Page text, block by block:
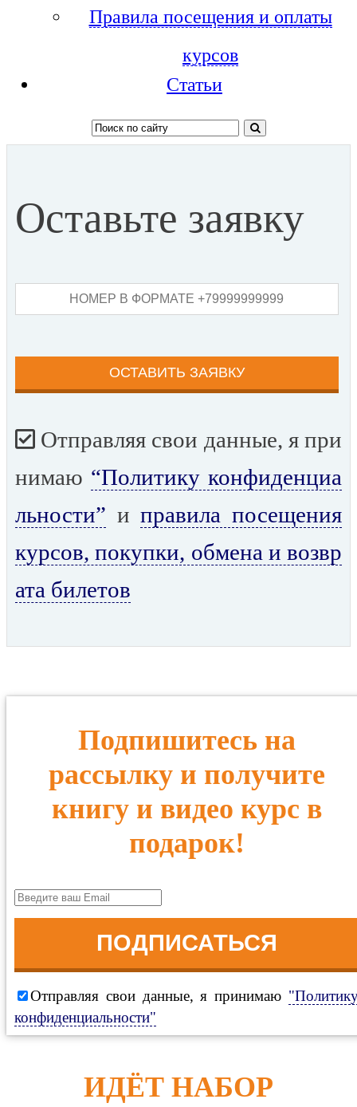
Правила посещения и оплаты
курсов
Статьи
Оставьте заявку
Отправляя свои данные, я при
нимаю “Политику конфиденциа
льности” иправила посещения
курсов, покупки, обмена и возвр
ата билетов
Подпишитесь на
рассылку и получите
книгу и видео курс в
подарок!
ПОДПИСАТЬСЯ
Отправляя свои данные, я принимаю
конфиденциальности"
ИДЁТ НАБОР